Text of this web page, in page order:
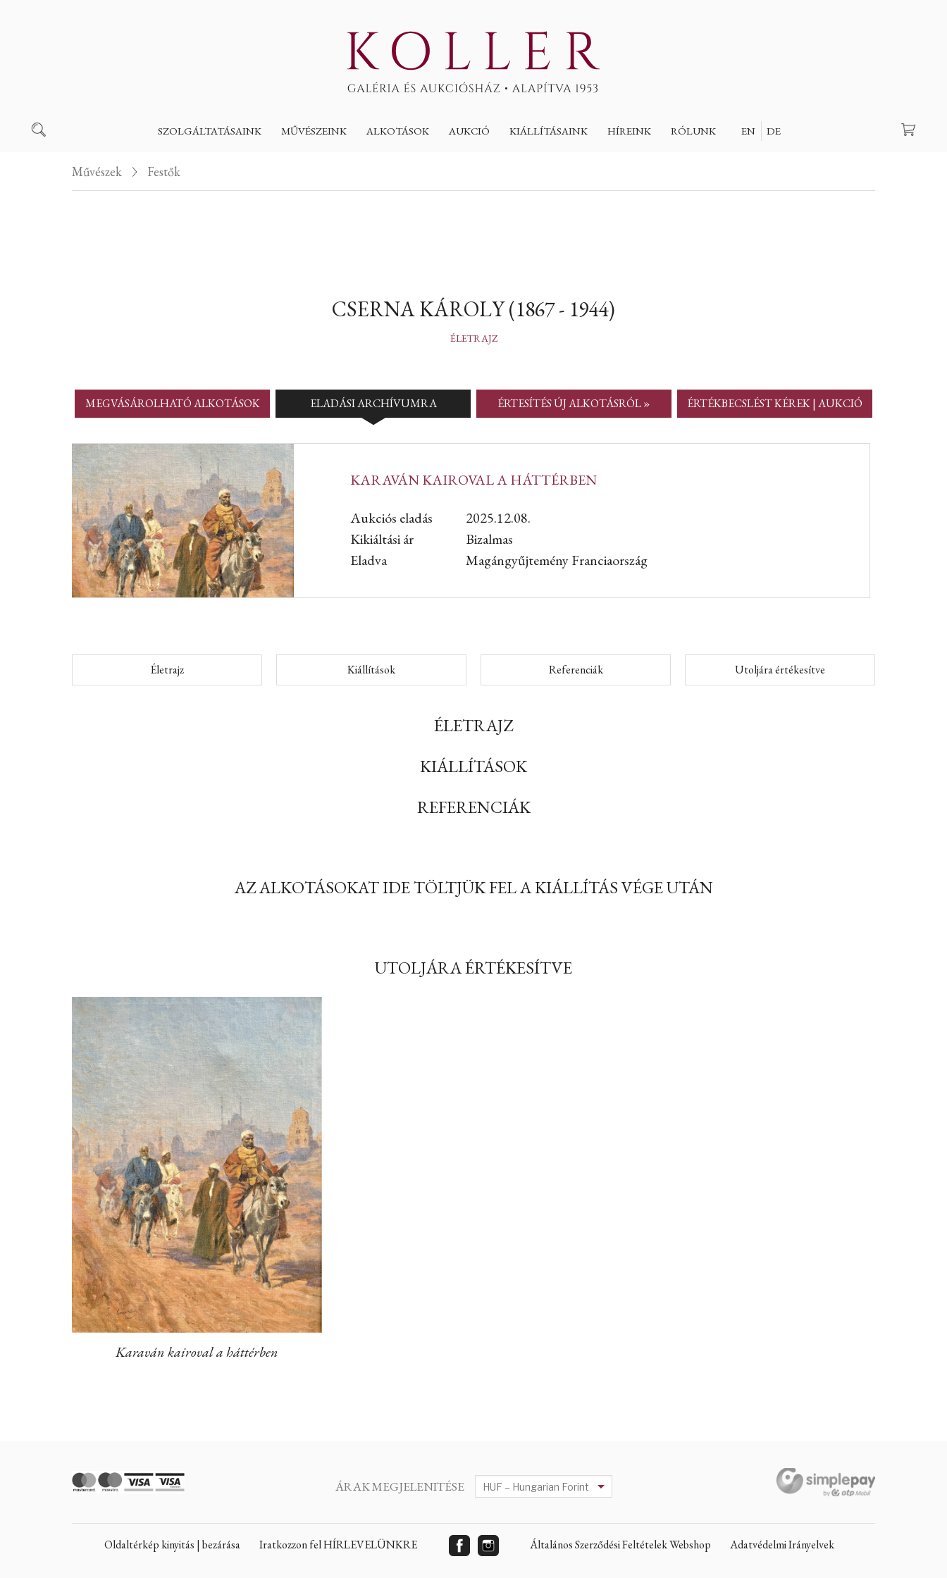
SZOLGÁLTATÁSAINK MŰVÉSZEINK ALKOTÁSOK AUKCIÓ KIÁLLÍTÁSAINK HÍREINK RÓLUNK EN DE
Keresés
Művészek Festők
CSERNA KÁROLY (1867 - 1944)
ÉLETRAJZ
MEGVÁSÁROLHATÓ ALKOTÁSOK ELADÁSI ARCHÍVUMRA ÉRTESÍTÉS ÚJ ALKOTÁSRÓL » ÉRTÉKBECSLÉST KÉREK | AUKCIÓ
KARAVÁN KAIROVAL A HÁTTÉRBEN
Aukciós eladás
2025.12.08.
Kikiáltási ár
Bizalmas
Eladva
Magángyűjtemény Franciaország
Életrajz Kiállítások Referenciák Utoljára értékesítve
ÉLETRAJZ
KIÁLLÍTÁSOK
REFERENCIÁK
AZ ALKOTÁSOKAT IDE TÖLTJÜK FEL A KIÁLLÍTÁS VÉGE UTÁN
UTOLJÁRA ÉRTÉKESÍTVE
Karaván kairoval a háttérben
ÁRAK MEGJELENITÉSE
Oldaltérkép kinyitás | bezárása Iratkozzon fel HÍRLEVELÜNKRE Általános Szerződési Feltételek Webshop Adatvédelmi Irányelvek